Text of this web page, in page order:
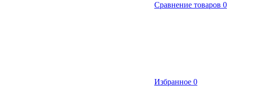
Сравнение товаров 0
Избранное 0